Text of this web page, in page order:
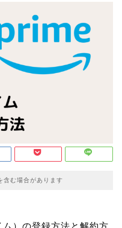
含む場合があります